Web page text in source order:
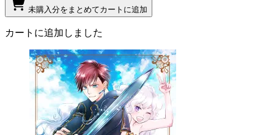
未購入分をまとめてカートに追加
カートに追加しました